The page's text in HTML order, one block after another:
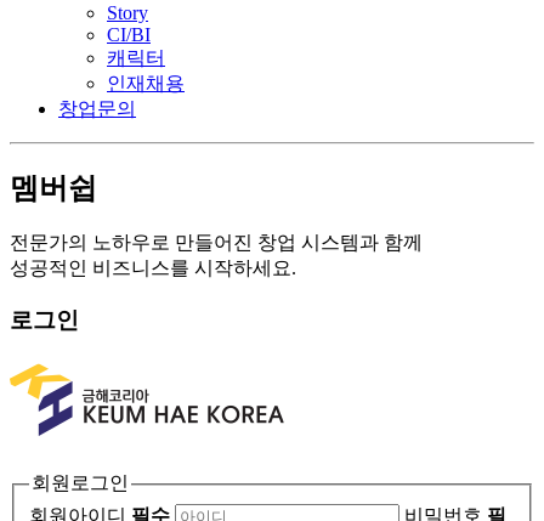
Story
CI/BI
캐릭터
인재채용
창업문의
멤버쉽
전문가의 노하우로 만들어진 창업 시스템과 함께
성공적인 비즈니스를 시작하세요.
로그인
회원로그인
회원아이디 필수 비밀번호 필